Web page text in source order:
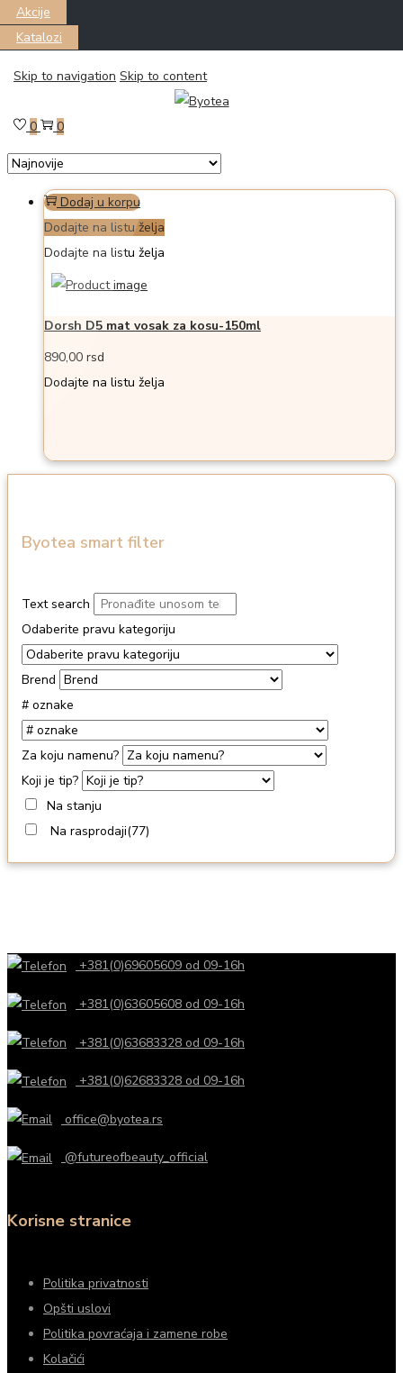
Akcije
Katalozi
Skip to navigation Skip to content
0 0
Filter
Prikazano the single proizvod
Dodaj u korpu
Dodajte na listu želja
Dodajte na listu želja
Dorsh D5 mat vosak za kosu-150ml
890,00 rsd
Dodajte na listu želja
Byotea smart filter
Text search
Odaberite pravu kategoriju
Brend
# oznake
Za koju namenu?
Koji je tip?
Na stanju
Na rasprodaji(77)
+381(0)69605609 od 09-16h
+381(0)63605608 od 09-16h
+381(0)63683328 od 09-16h
+381(0)62683328 od 09-16h
office@byotea.rs
@futureofbeauty_official
Korisne stranice
Politika privatnosti
Opšti uslovi
Politika povraćaja i zamene robe
Kolačići